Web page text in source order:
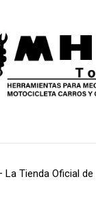
La Tienda Oficial